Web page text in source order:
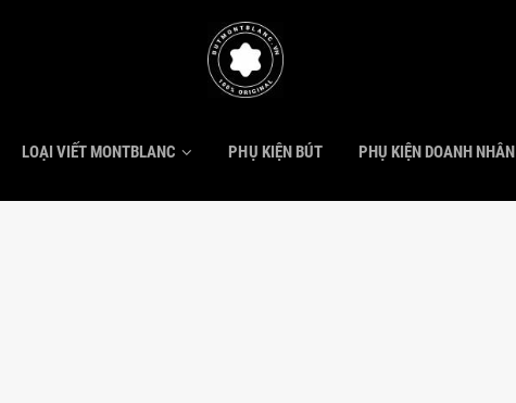
LOẠI VIẾT MONTBLANC PHỤ KIỆN BÚT PHỤ KIỆN DOANH NHÂN